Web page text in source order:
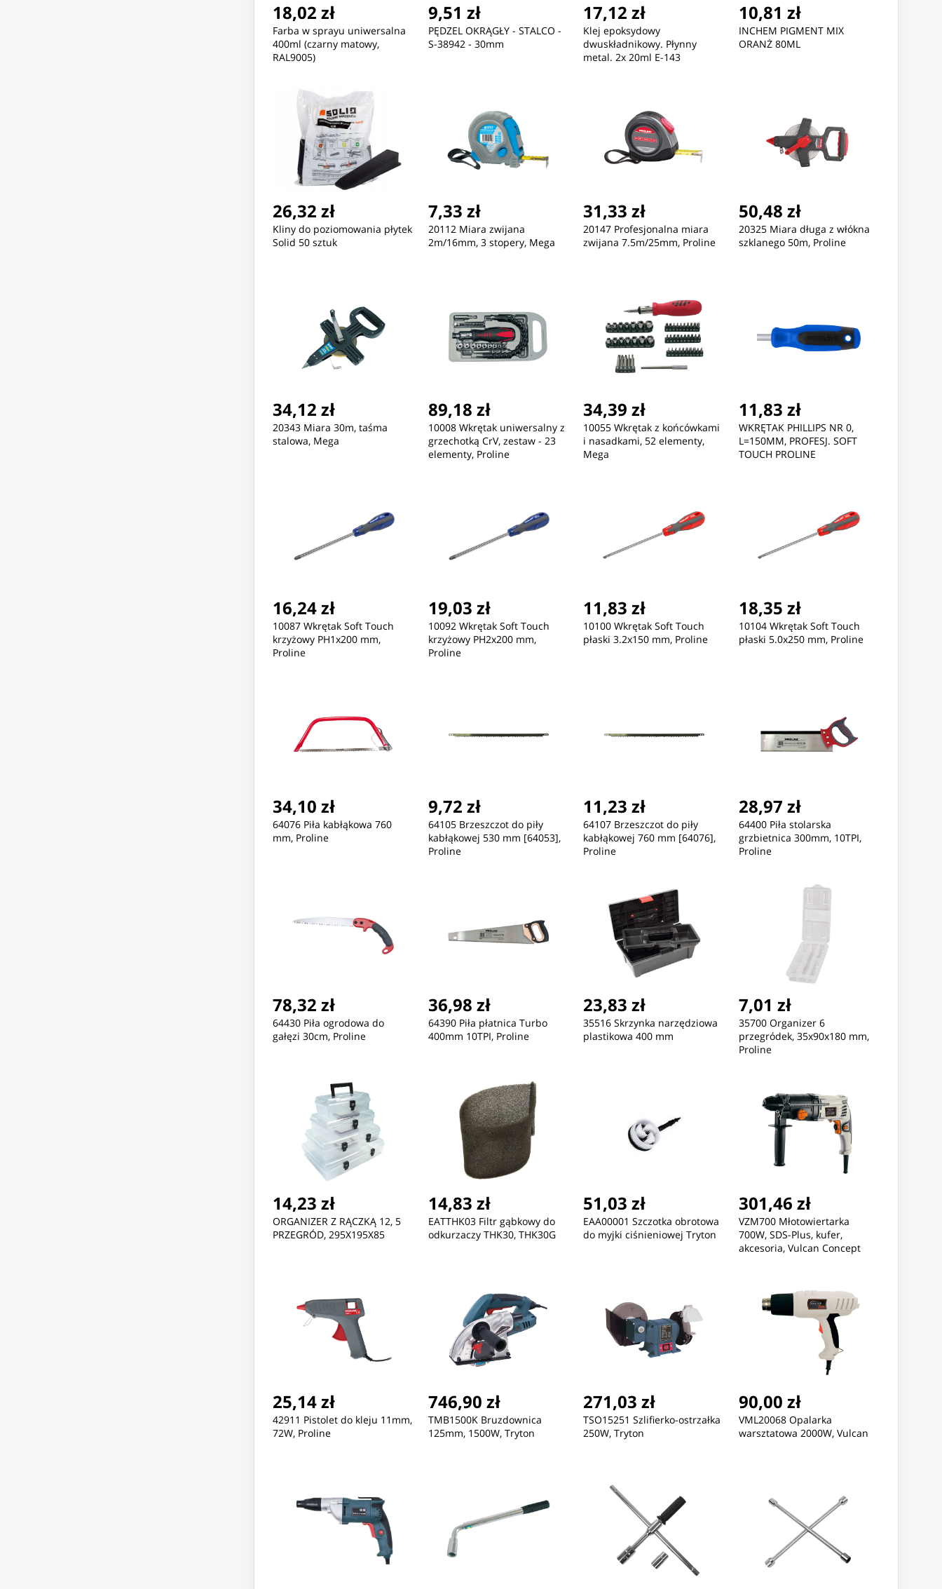
18,02 zł
Farba w sprayu uniwersalna
400ml (czarny matowy,
RAL9005)
9,51 zł
PĘDZEL OKRĄGŁY - STALCO -
S-38942 - 30mm
17,12 zł
Klej epoksydowy
dwuskładnikowy. Płynny
metal. 2x 20ml E-143
10,81 zł
INCHEM PIGMENT MIX
ORANŻ 80ML
26,32 zł
Kliny do poziomowania płytek
Solid 50 sztuk
7,33 zł
20112 Miara zwijana
2m/16mm, 3 stopery, Mega
31,33 zł
20147 Profesjonalna miara
zwijana 7.5m/25mm, Proline
50,48 zł
20325 Miara długa z włókna
szklanego 50m, Proline
34,12 zł
20343 Miara 30m, taśma
stalowa, Mega
89,18 zł
10008 Wkrętak uniwersalny z
grzechotką CrV, zestaw - 23
elementy, Proline
34,39 zł
10055 Wkrętak z końcówkami
i nasadkami, 52 elementy,
Mega
11,83 zł
WKRĘTAK PHILLIPS NR 0,
L=150MM, PROFESJ. SOFT
TOUCH PROLINE
16,24 zł
10087 Wkrętak Soft Touch
krzyżowy PH1x200 mm,
Proline
19,03 zł
10092 Wkrętak Soft Touch
krzyżowy PH2x200 mm,
Proline
11,83 zł
10100 Wkrętak Soft Touch
płaski 3.2x150 mm, Proline
18,35 zł
10104 Wkrętak Soft Touch
płaski 5.0x250 mm, Proline
34,10 zł
64076 Piła kabłąkowa 760
mm, Proline
9,72 zł
64105 Brzeszczot do piły
kabłąkowej 530 mm [64053],
Proline
11,23 zł
64107 Brzeszczot do piły
kabłąkowej 760 mm [64076],
Proline
28,97 zł
64400 Piła stolarska
grzbietnica 300mm, 10TPI,
Proline
78,32 zł
64430 Piła ogrodowa do
gałęzi 30cm, Proline
36,98 zł
64390 Piła płatnica Turbo
400mm 10TPI, Proline
23,83 zł
35516 Skrzynka narzędziowa
plastikowa 400 mm
7,01 zł
35700 Organizer 6
przegródek, 35x90x180 mm,
Proline
14,23 zł
ORGANIZER Z RĄCZKĄ 12, 5
PRZEGRÓD, 295X195X85
14,83 zł
EATTHK03 Filtr gąbkowy do
odkurzaczy THK30, THK30G
51,03 zł
EAA00001 Szczotka obrotowa
do myjki ciśnieniowej Tryton
301,46 zł
VZM700 Młotowiertarka
700W, SDS-Plus, kufer,
akcesoria, Vulcan Concept
25,14 zł
42911 Pistolet do kleju 11mm,
72W, Proline
746,90 zł
TMB1500K Bruzdownica
125mm, 1500W, Tryton
271,03 zł
TSO15251 Szlifierko-ostrzałka
250W, Tryton
90,00 zł
VML20068 Opalarka
warsztatowa 2000W, Vulcan